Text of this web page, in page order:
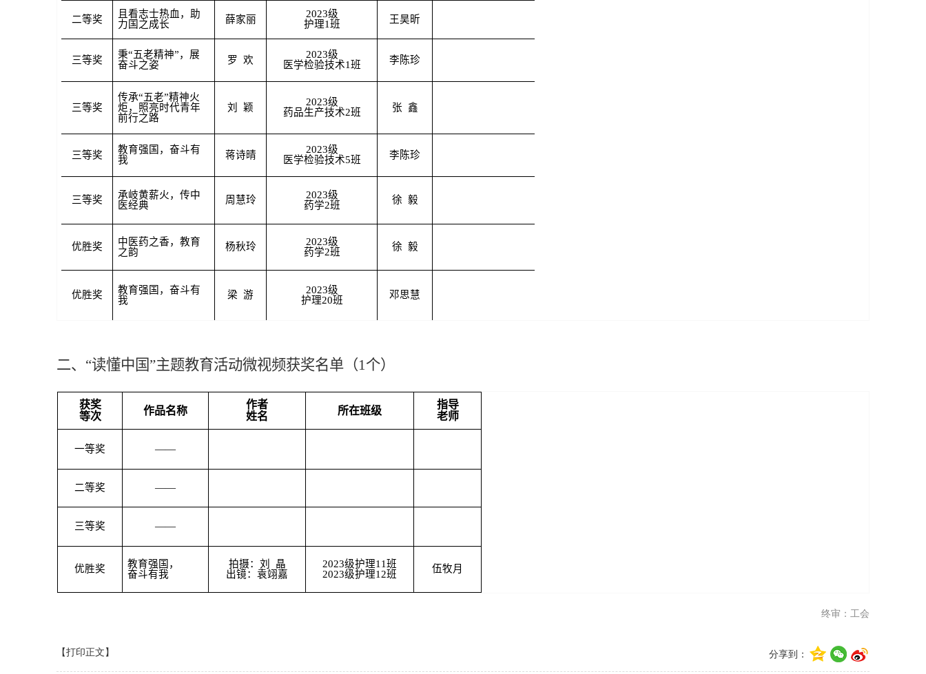
二等奖
且看志士热血，助
力国之成长
薛家丽
2023级
护理1班
王昊昕
三等奖
秉“五老精神”，展
奋斗之姿
罗 欢
2023级
医学检验技术1班
李陈珍
三等奖
传承“五老”精神火
炬，照亮时代青年
前行之路
刘 颖
2023级
药品生产技术2班
张 鑫
三等奖
教育强国，奋斗有
我
蒋诗晴
2023级
医学检验技术5班
李陈珍
三等奖
承岐黄薪火，传中
医经典
周慧玲
2023级
药学2班
徐 毅
优胜奖
中医药之香，教育
之韵
杨秋玲
2023级
药学2班
徐 毅
优胜奖
教育强国，奋斗有
我
梁 游
2023级
护理20班
邓思慧
二、“读懂中国”主题教育活动微视频获奖名单（1个）
获奖
等次
作品名称
作者
姓名
所在班级
指导
老师
一等奖 ——
二等奖 ——
三等奖 ——
优胜奖
教育强国，
奋斗有我
拍摄：刘 晶
出镜：袁翊嘉
2023级护理11班
2023级护理12班
伍牧月
终审：工会
分享到：
【打印正文】